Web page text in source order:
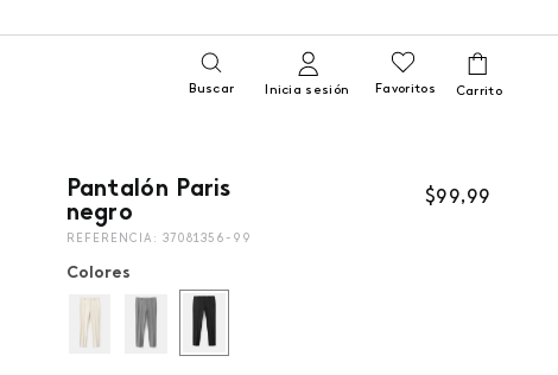
Buscar Inicia sesión Favoritos
Pantalón Paris
negro
$99,99
REFERENCIA : 37081356-99
Colores